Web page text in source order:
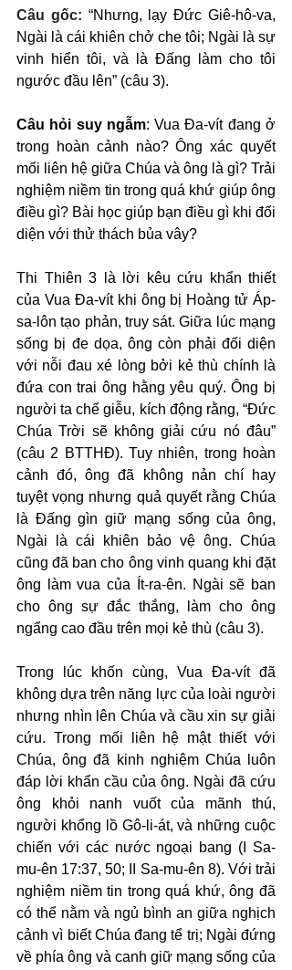
Câu gốc: “Nhưng, lạy Đức Giê-hô-va,
Ngài là cái khiên chở che tôi; Ngài là sự
vinh hiển tôi, và là Đấng làm cho tôi
ngước đầu lên” (câu 3).
Câu hỏi suy ngẫm: Vua Đa-vít đang ở
trong hoàn cảnh nào? Ông xác quyết
mối liên hệ giữa Chúa và ông là gì? Trải
nghiệm niềm tin trong quá khứ giúp ông
điều gì? Bài học giúp bạn điều gì khi đối
diện với thử thách bủa vây?
Thi Thiên 3 là lời kêu cứu khẩn thiết
của Vua Đa-vít khi ông bị Hoàng tử Áp-
sa-lôn tạo phản, truy sát. Giữa lúc mạng
sống bị đe dọa, ông còn phải đối diện
với nỗi đau xé lòng bởi kẻ thù chính là
đứa con trai ông hằng yêu quý. Ông bị
người ta chế giễu, kích động rằng, “Đức
Chúa Trời sẽ không giải cứu nó đâu”
(câu 2 BTTHĐ). Tuy nhiên, trong hoàn
cảnh đó, ông đã không nản chí hay
tuyệt vọng nhưng quả quyết rằng Chúa
là Đấng gìn giữ mạng sống của ông,
Ngài là cái khiên bảo vệ ông. Chúa
cũng đã ban cho ông vinh quang khi đặt
ông làm vua của Ít-ra-ên. Ngài sẽ ban
cho ông sự đắc thắng, làm cho ông
ngẩng cao đầu trên mọi kẻ thù (câu 3).
Trong lúc khốn cùng, Vua Đa-vít đã
không dựa trên năng lực của loài người
nhưng nhìn lên Chúa và cầu xin sự giải
cứu. Trong mối liên hệ mật thiết với
Chúa, ông đã kinh nghiệm Chúa luôn
đáp lời khẩn cầu của ông. Ngài đã cứu
ông khỏi nanh vuốt của mãnh thú,
người khổng lồ Gô-li-át, và những cuộc
chiến với các nước ngoại bang (I Sa-
mu-ên 17:37, 50; II Sa-mu-ên 8). Với trải
nghiệm niềm tin trong quá khứ, ông đã
có thể nằm và ngủ bình an giữa nghịch
cảnh vì biết Chúa đang tể trị; Ngài đứng
về phía ông và canh giữ mạng sống của